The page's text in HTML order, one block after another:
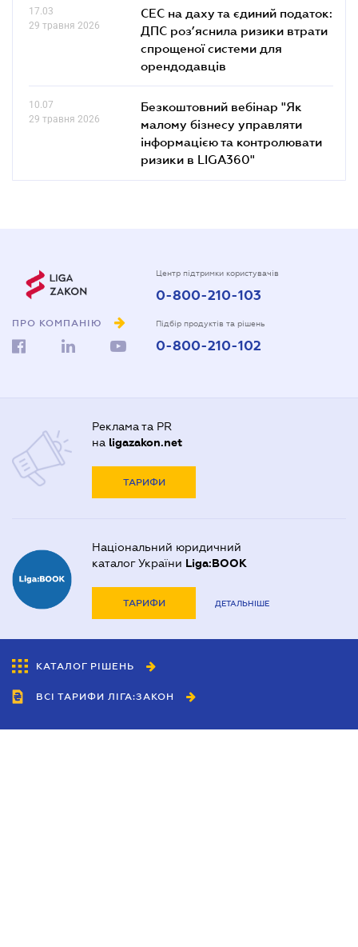
17.03
29 травня 2026
СЕС на даху та єдиний податок:
ДПС роз’яснила ризики втрати
спрощеної системи для
орендодавців
10.07
29 травня 2026
Безкоштовний вебінар "Як
малому бізнесу управляти
інформацією та контролювати
ризики в LIGA360"
ПРО КОМПАНІЮ
Центр підтримки користувачів
0-800-210-103
Підбір продуктів та рішень
0-800-210-102
Реклама та PR
на ligazakon.net
ТАРИФИ
Національний юридичний
каталог України Liga:BOOK
ТАРИФИ ДЕТАЛЬНІШЕ
КАТАЛОГ РІШЕНЬ
ВСІ ТАРИФИ ЛІГА:ЗАКОН